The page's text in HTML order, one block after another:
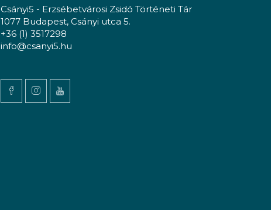
Csányi5 - Erzsébetvárosi Zsidó Történeti Tár
1077 Budapest, Csányi utca 5.
+36 (1) 3517298
info@csanyi5.hu